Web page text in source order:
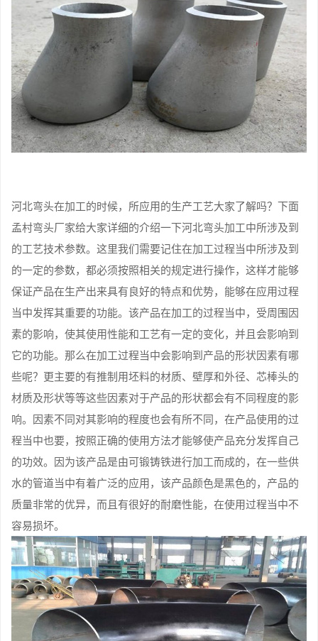
河北弯头在加工的时候，所应用的生产工艺大家了解吗？下面
孟村弯头厂家给大家详细的介绍一下河北弯头加工中所涉及到
的工艺技术参数。这里我们需要记住在加工过程当中所涉及到
的一定的参数，都必须按照相关的规定进行操作，这样才能够
保证产品在生产出来具有良好的特点和优势，能够在应用过程
当中发挥其重要的功能。该产品在加工的过程当中，受周围因
素的影响，使其使用性能和工艺有一定的变化，并且会影响到
它的功能。那么在加工过程当中会影响到产品的形状因素有哪
些呢？更主要的有推制用坯料的材质、壁厚和外径、芯棒头的
材质及形状等等这些因素对于产品的形状都会有不同程度的影
响。因素不同对其影响的程度也会有所不同，在产品使用的过
程当中也要，按照正确的使用方法才能够使产品充分发挥自己
的功效。因为该产品是由可锻铸铁进行加工而成的，在一些供
水的管道当中有着广泛的应用，该产品颜色是黑色的，产品的
质量非常的优异，而且有很好的耐磨性能，在使用过程当中不
容易损坏。